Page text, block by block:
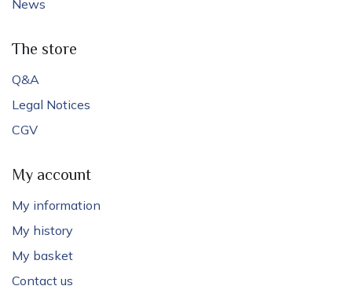
News
The store
Q&A
Legal Notices
CGV
My account
My information
My history
My basket
Contact us